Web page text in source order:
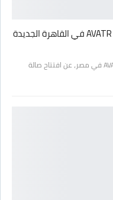
أعلنت قصراوي جروب، الوكيل الحصري لعلامة AVATR في مصر، عن افتتاح صالة